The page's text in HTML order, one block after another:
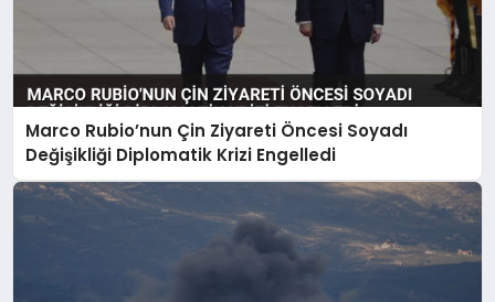
Marco Rubio’nun Çin Ziyareti Öncesi Soyadı
Değişikliği Diplomatik Krizi Engelledi